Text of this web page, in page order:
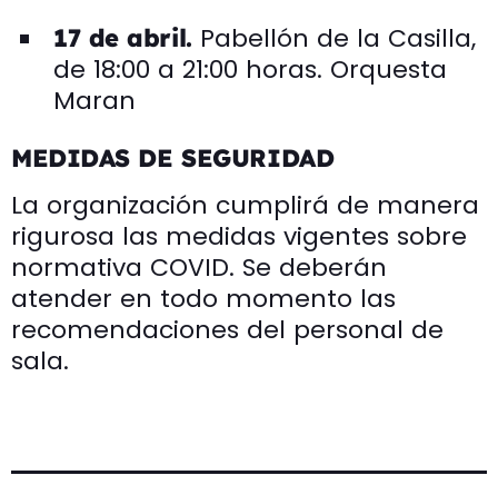
17 de abril. Pabellón de la Casilla,
de 18:00 a 21:00 horas. Orquesta
Maran
MEDIDAS DE SEGURIDAD
La organización cumplirá de manera
rigurosa las medidas vigentes sobre
normativa COVID. Se deberán
atender en todo momento las
recomendaciones del personal de
sala.